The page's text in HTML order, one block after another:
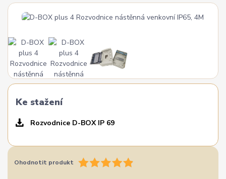
Ke stažení
Rozvodnice D-BOX IP 69
Ohodnotit produkt